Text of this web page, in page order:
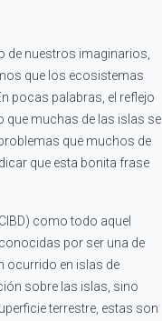
de nuestros imaginarios,
que los ecosistemas
pocas palabras, el reflejo
que muchas de las islas se
que muchos de
que esta bonita frase
como todo aquel
por ser una de
ocurrido en islas de
sobre las islas, sino
terrestre, estas son